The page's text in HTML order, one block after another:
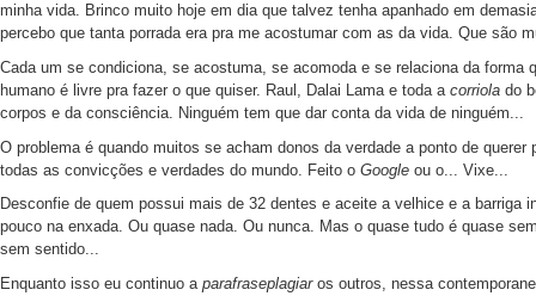
minha vida. Brinco muito hoje em dia que talvez tenha apanhado em
percebo que tanta porrada era pra me acostumar com as da vida. Que são
Cada um se condiciona, se acostuma, se acomoda e se relaciona da forma
humano é livre pra fazer o que quiser. Raul, Dalai Lama e toda a corriola do
corpos e da consciência. Ninguém tem que dar conta da vida de ninguém...
O problema é quando muitos se acham donos da verdade a ponto de
todas as convicções e verdades do mundo. Feito o Google ou o... Vixe...
Desconfie de quem possui mais de 32 dentes e aceite a velhice e a barriga
pouco na enxada. Ou quase nada. Ou nunca. Mas o quase tudo é quase
sem sentido...
Enquanto isso eu continuo a parafraseplagiaros outros, nessa